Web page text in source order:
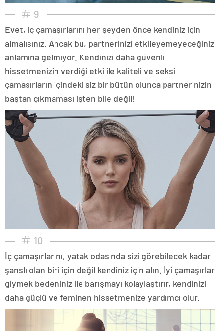
9
Evet, iç çamaşırlarını her şeyden önce kendiniz için
almalısınız. Ancak bu, partnerinizi etkileyemeyeceğiniz
anlamına gelmiyor. Kendinizi daha güvenli
hissetmenizin verdiği etki ile kaliteli ve seksi
çamaşırların içindeki siz bir bütün olunca partnerinizin
baştan çıkmaması işten bile değil!
10
İç çamaşırlarını, yatak odasında sizi görebilecek kadar
şanslı olan biri için değil kendiniz için alın. İyi çamaşırlar
giymek bedeniniz ile barışmayı kolaylaştırır, kendinizi
daha güçlü ve feminen hissetmenize yardımcı olur.